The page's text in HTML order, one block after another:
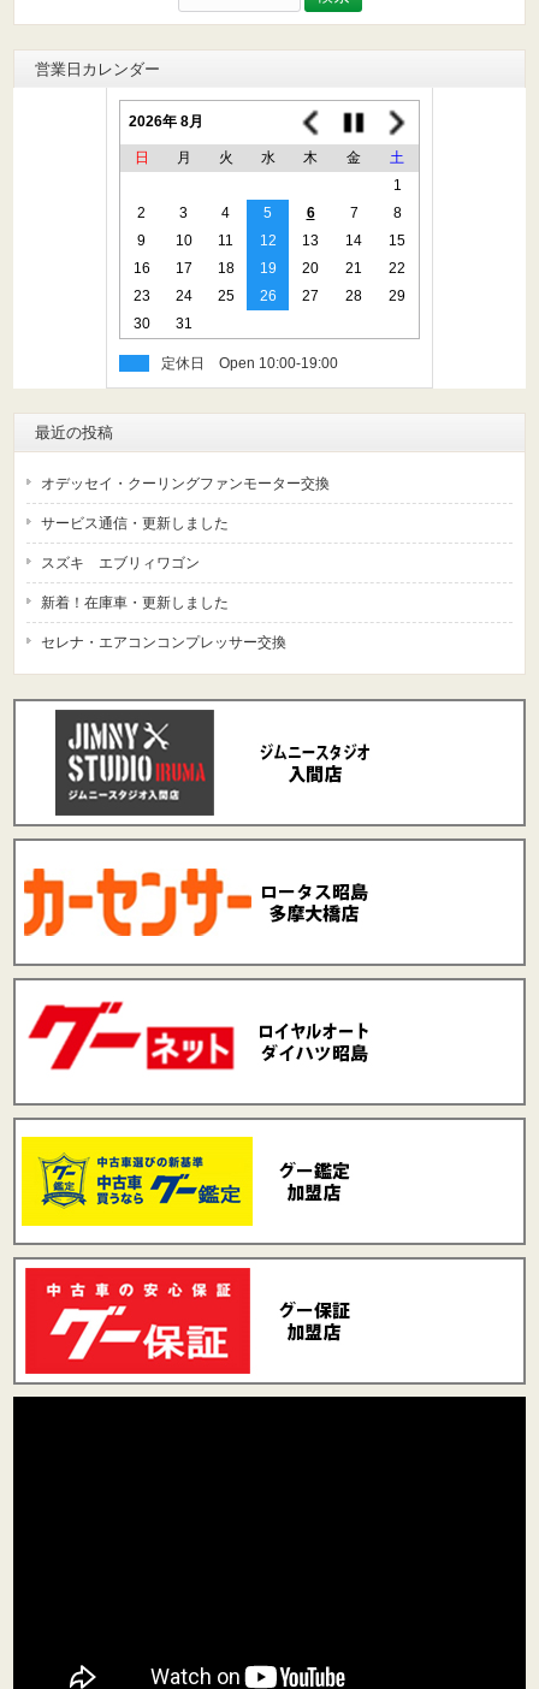
索:
営業日カレンダー
2026年 8月
日 月 火 水 木 金
土
1
2
3 4 5 6 7
8
9
10 11 12 13 14
15
16
17 18 19 20 21
22
23
24 25 26 27 28
29
30
31
定休日
最近の投稿
オデッセイ・クーリングファンモーター交換
サービス通信・更新しました
スズキ エブリィワゴン
新着！在庫車・更新しました
セレナ・エアコンコンプレッサー交換